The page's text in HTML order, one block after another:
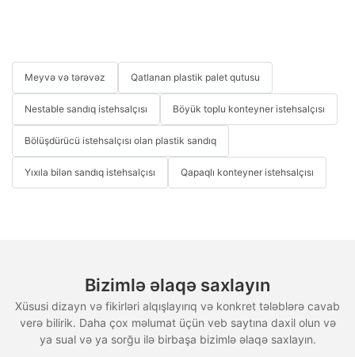
Meyvə və tərəvəz Qatlanan plastik palet qutusu
Nestable sandıq istehsalçısı Böyük toplu konteyner istehsalçısı
Bölüşdürücü istehsalçısı olan plastik sandıq
Yıxıla bilən sandıq istehsalçısı Qapaqlı konteyner istehsalçısı
Bizimlə əlaqə saxlayın
Xüsusi dizayn və fikirləri alqışlayırıq və konkret tələblərə cavab
verə bilirik. Daha çox məlumat üçün veb saytına daxil olun və
ya sual və ya sorğu ilə birbaşa bizimlə əlaqə saxlayın.